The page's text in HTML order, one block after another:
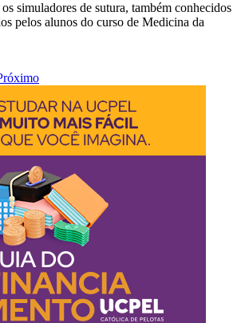
simuladores de sutura, também conhecidos
pelos alunos do curso de Medicina da